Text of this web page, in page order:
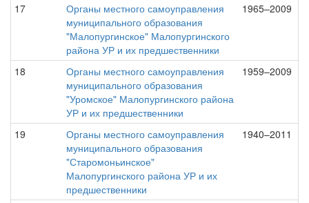
17
Органы местного самоуправления
муниципального образования
"Малопургинское" Малопургинского
района УР и их предшественники
1965–2009
18
Органы местного самоуправления
муниципального образования
"Уромское" Малопургинского района
УР и их предшественники
1959–2009
19
Органы местного самоуправления
муниципального образования
"Старомоньинское"
Малопургинского района УР и их
предшественники
1940–2011